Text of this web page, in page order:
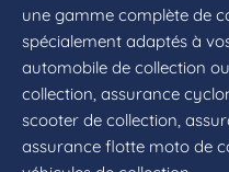
une gamme complète de
spécialement adaptés à
automobile de collection
collection, assurance
scooter de collection,
assurance flotte moto de